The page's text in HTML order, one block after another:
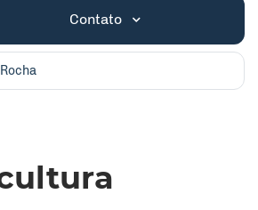
Contato